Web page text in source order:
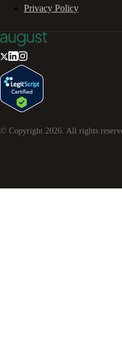
Privacy Policy
© Copyright 2026 . All rights